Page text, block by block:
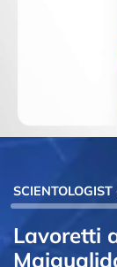
Lavoretti